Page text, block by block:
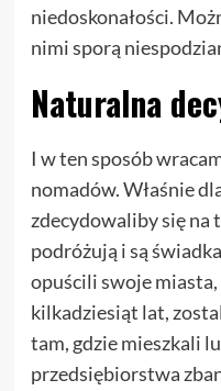
niedoskonałości.
nimi sporą
Naturalna
I w ten sposób
nomadów. Właśnie
zdecydowaliby się na
podróżują i są
opuścili swoje
kilkadziesiąt lat,
tam, gdzie mieszkali
przedsiębiorstwa